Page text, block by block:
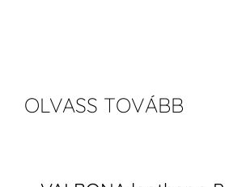
OLVASS TOVÁBB